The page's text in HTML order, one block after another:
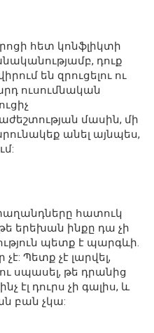
հետ կոնֆլիկտի
դուք
են զրուցելու ու
ուսումնական
մասին, մի
անել այնպես,
հատուկ
երեխան ինքը դա չի
պետք է պարգևի.
Պետք չէ լարվել,
սպասել, թե դրանից
էլ դուրս չի գալիս, և
բան չկա: